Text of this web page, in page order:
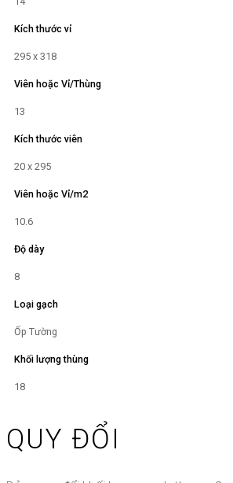
Kích thước vỉ
295 x 318
Viên hoặc Vỉ/Thùng
13
Kích thước viên
20 x 295
Viên hoặc Vỉ/m2
10.6
Độ dày
8
Loại gạch
Ốp Tường
Khối lượng thùng
18
QUY ĐỔI